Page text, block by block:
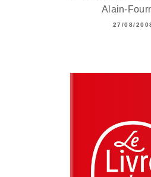
Alain-
27/08/